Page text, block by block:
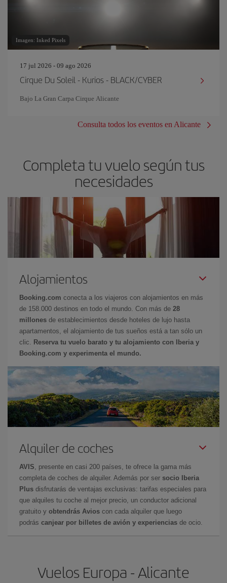
Imagen: Inked Pixels
17 jul 2026 - 09 ago 2026
Cirque Du Soleil - Kurios - BLACK/CYBER
Bajo La Gran Carpa Cirque Alicante
Consulta todos los eventos en Alicante
Completa tu vuelo según tus
necesidades
Alojamientos
Booking.com conecta a los viajeros con alojamientos en más
de 158.000 destinos en todo el mundo. Con más de 28
millones de establecimientos desde hoteles de lujo hasta
apartamentos, el alojamiento de tus sueños está a tan sólo un
clic.
Reserva tu vuelo barato y tu alojamiento con Iberia y
Booking.com y experimenta el mundo.
Alquiler de coches
AVIS , presente en casi 200 países, te ofrece la gama más
completa de coches de alquiler. Además por ser socio Iberia
Plus disfrutarás de ventajas exclusivas: tarifas especiales para
que alquiles tu coche al mejor precio, un conductor adicional
gratuito y obtendrás Avios con cada alquiler que luego
podrás canjear por billetes de avión y experiencias de ocio.
Vuelos Europa - Alicante